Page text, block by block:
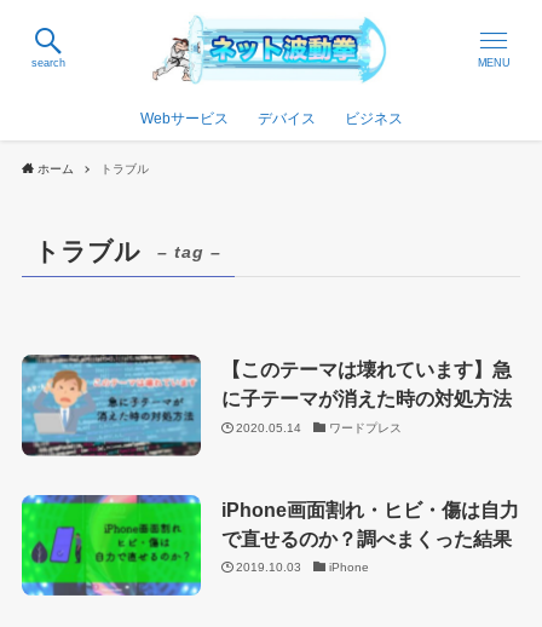
search MENU
Webサービス デバイス ビジネス
ホーム トラブル
トラブル – tag –
【このテーマは壊れています】急
に子テーマが消えた時の対処方法
2020.05.14 ワードプレス
iPhone画面割れ・ヒビ・傷は自力
で直せるのか？調べまくった結果
2019.10.03 iPhone